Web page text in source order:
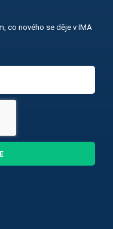
co nového se děje v IMA